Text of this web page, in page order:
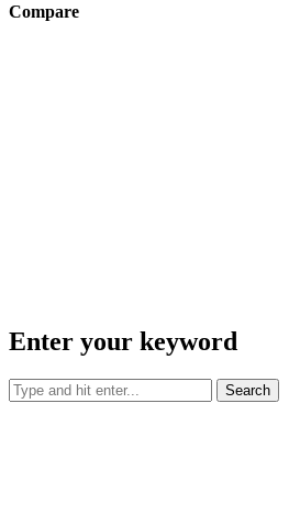
Compare
Enter your keyword
Search